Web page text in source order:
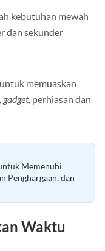
kebutuhan mewah
dan sekunder
memuaskan
, gadget, perhiasan dan
Memenuhi
Penghargaan, dan
Waktu